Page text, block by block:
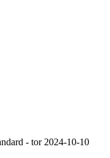
- tor 2024-10-10